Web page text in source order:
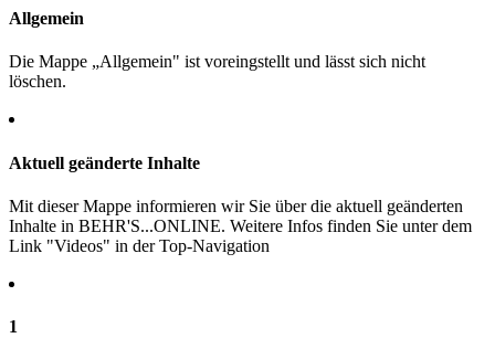
Allgemein
Die Mappe „Allgemein" ist voreingstellt und lässt sich nicht
löschen.
Aktuell geänderte Inhalte
Mit dieser Mappe informieren wir Sie über die aktuell geänderten
Inhalte in BEHR'S...ONLINE. Weitere Infos finden Sie unter dem
Link "Videos" in der Top-Navigation
1